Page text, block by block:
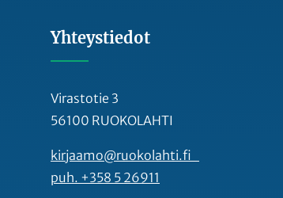
Yhteystiedot
Virastotie 3
56100 RUOKOLAHTI
kirjaamo@ruokolahti.fi
puh. +358 5 26911